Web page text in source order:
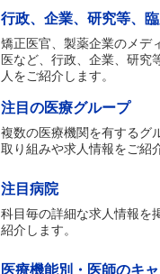
行政、企業、研究等、
矯正医官、製薬企業のメデ
医など、行政、企業、研究
人をご紹介します。
注目の医療グループ
複数の医療機関を有するグ
取り組みや求人情報をご紹
注目病院
科目毎の詳細な求人情報を
紹介します。
医療機能別・医師のキ